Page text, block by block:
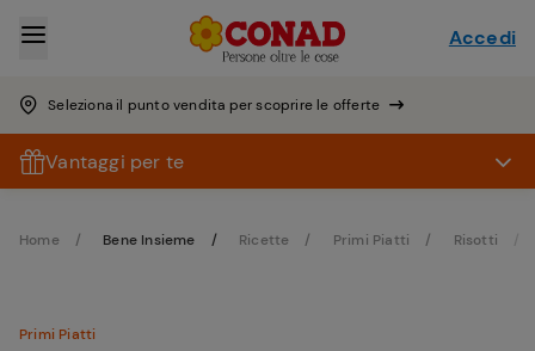
Seleziona il punto vendita per scoprire le offerte
Accedi
Vantaggi per te
Home Bene Insieme Ricette Primi Piatti Risotti
Primi Piatti